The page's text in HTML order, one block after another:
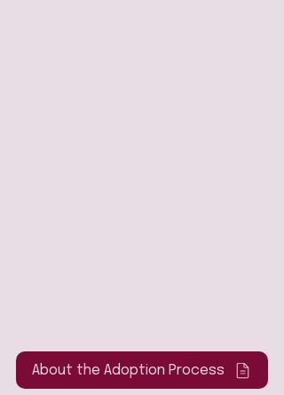
About the Adoption Process